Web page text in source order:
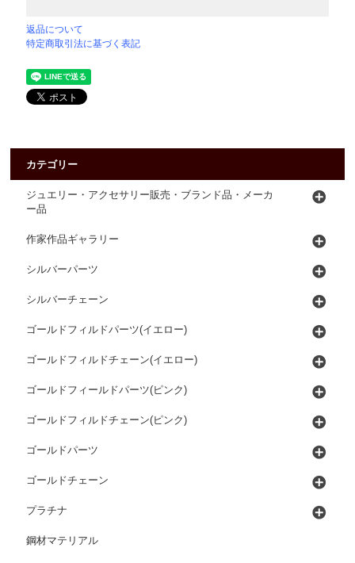
返品について
特定商取引法に基づく表記
カテゴリー
ジュエリー・アクセサリー販売・ブランド品・メーカ
ー品
作家作品ギャラリー
シルバーパーツ
シルバーチェーン
ゴールドフィルドパーツ(イエロー)
ゴールドフィルドチェーン(イエロー)
ゴールドフィールドパーツ(ピンク)
ゴールドフィルドチェーン(ピンク)
ゴールドパーツ
ゴールドチェーン
プラチナ
鋼材マテリアル